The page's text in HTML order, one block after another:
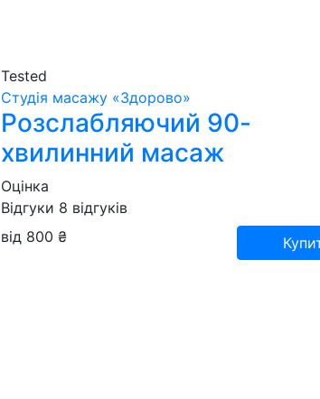
Tested
Студія масажу «‎‎Здорово»
Розслабляючий 90-
хвилинний масаж
Оцінка
Відгуки 8 відгуків
від 800 ₴